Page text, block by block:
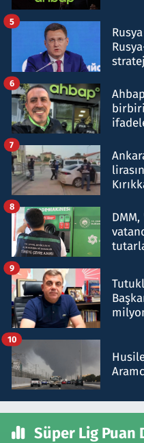
5
6
7
8
9
10
Süper Lig Puan